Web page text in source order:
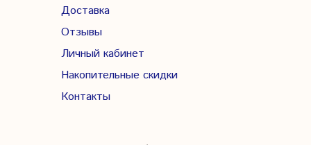
Доставка
Отзывы
Личный кабинет
Накопительные скидки
Контакты